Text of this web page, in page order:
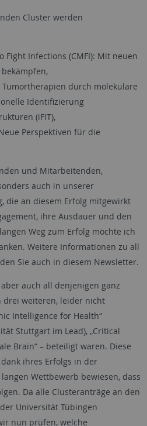
Cluster werden
Fight Infections (CMFI): Mit neuen
durch molekulare
Identifizierung
(iFIT),
Perspektiven für die
und Mitarbeitenden,
auch in unserer
die an diesem Erfolg mitgewirkt
ihre Ausdauer und den
Weg zum Erfolg möchte ich
Weitere Informationen zu all
Sie auch in diesem Newsletter.
auch all denjenigen ganz
drei weiteren, leider nicht
Intelligence for Health“
Stuttgart im Lead), „Critical
Brain“ – beteiligt waren. Diese
ihres Erfolgs in der
Wettbewerb bewiesen, dass
Da alle Clusteranträge an den
Universität Tübingen
nun prüfen, welche